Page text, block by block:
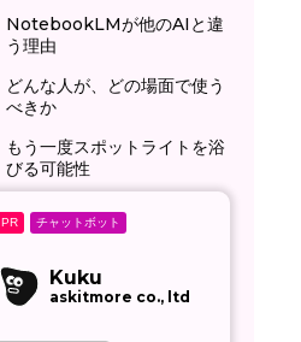
NotebookLMが他のAIと違
う理由
どんな人が、どの場面で使う
べきか
もう一度スポットライトを浴
びる可能性
PR チャットボット
Kuku
askitmore co., ltd